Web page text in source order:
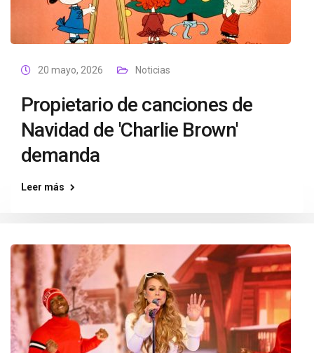
20 mayo, 2026 Noticias
Propietario de canciones de
Navidad de 'Charlie Brown'
demanda
Leer más